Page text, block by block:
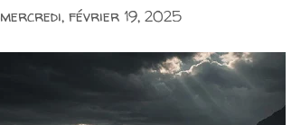
mercredi, février 19, 2025